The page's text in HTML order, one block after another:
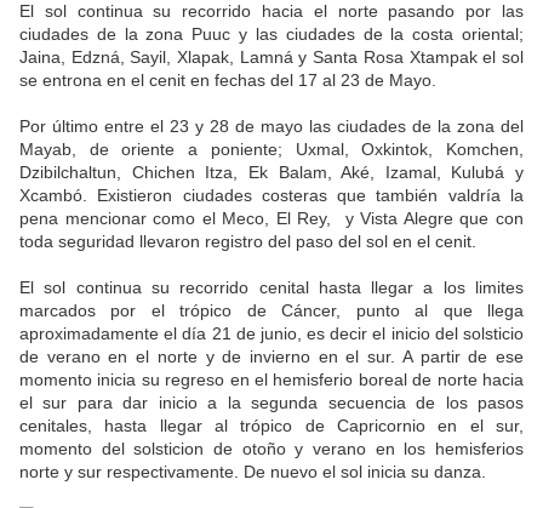
El sol continua su recorrido hacia el norte pasando por las
ciudades de la zona Puuc y las ciudades de la costa oriental;
Jaina, Edzná, Sayil, Xlapak, Lamná y Santa Rosa Xtampak el sol
se entrona en el cenit en fechas del 17 al 23 de Mayo.
Por último entre el 23 y 28 de mayo las ciudades de la zona del
Mayab, de oriente a poniente; Uxmal, Oxkintok, Komchen,
Dzibilchaltun, Chichen Itza, Ek Balam, Aké, Izamal, Kulubá y
Xcambó. Existieron ciudades costeras que también valdría la
pena mencionar como el Meco, El Rey, y Vista Alegre que con
toda seguridad llevaron registro del paso del sol en el cenit.
El sol continua su recorrido cenital hasta llegar a los limites
marcados por el trópico de Cáncer, punto al que llega
aproximadamente el día 21 de junio, es decir el inicio del solsticio
de verano en el norte y de invierno en el sur. A partir de ese
momento inicia su regreso en el hemisferio boreal de norte hacia
el sur para dar inicio a la segunda secuencia de los pasos
cenitales, hasta llegar al trópico de Capricornio en el sur,
momento del solsticion de otoño y verano en los hemisferios
norte y sur respectivamente. De nuevo el sol inicia su danza.